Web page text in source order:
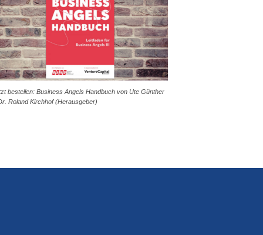
bestellen: Business Angels Handbuch von Ute Günther
Roland Kirchhof (Herausgeber)